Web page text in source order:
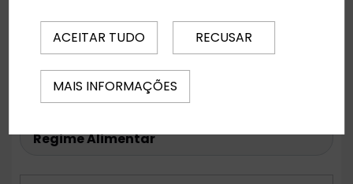
Quartos
ACEITAR TUDO RECUSAR
MAIS INFORMAÇÕES